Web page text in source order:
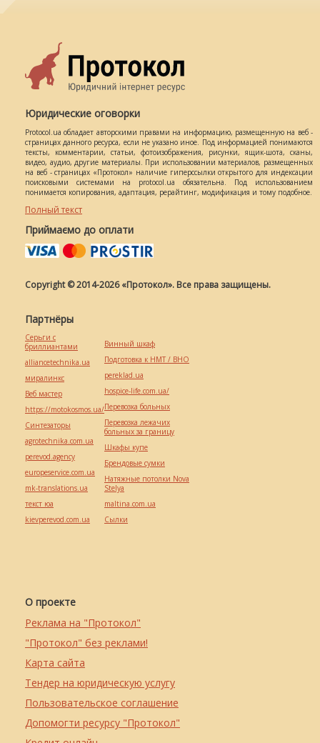
Юридические оговорки
Protocol.ua обладает авторскими правами на информацию, размещенную на веб -
страницах данного ресурса, если не указано иное. Под информацией понимаются
тексты, комментарии, статьи, фотоизображения, рисунки, ящик-шота, сканы,
видео, аудио, другие материалы. При использовании материалов, размещенных
на веб - страницах «Протокол» наличие гиперссылки открытого для индексации
поисковыми системами на protocol.ua обязательна. Под использованием
понимается копирования, адаптация, рерайтинг, модификация и тому подобное.
Полный текст
Приймаємо до оплати
Copyright © 2014-2026 «Протокол». Все права защищены.
О проекте
Реклама на "Протокол"
"Протокол" без реклами!
Карта сайта
Тендер на юридическую услугу
Пользовательское соглашение
Допомогти ресурсу "Протокол"
Партнёры
Серьги с
бриллиантами
alliancetechnika.ua
миралинкс
Веб мастер
https://motokosmos.ua/
Синтезаторы
agrotechnika.com.ua
perevod.agency
europeservice.com.ua
mk-translations.ua
текст юа
kievperevod.com.ua
Винный шкаф
Подготовка к НМТ / ВНО
pereklad.ua
hospice-life.com.ua/
Перевозка больных
Перевозка лежачих
больных за границу
Шкафы купе
Брендовые сумки
Натяжные потолки Nova
Stelya
maltina.com.ua
Cылки